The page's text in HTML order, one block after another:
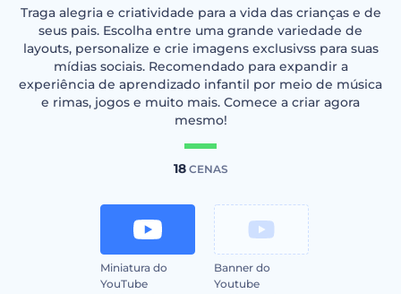
Traga alegria e criatividade para a vida das crianças e de
seus pais. Escolha entre uma grande variedade de
layouts, personalize e crie imagens exclusivss para suas
mídias sociais. Recomendado para expandir a
experiência de aprendizado infantil por meio de música
e rimas, jogos e muito mais. Comece a criar agora
mesmo!
18CENAS
Miniatura do
YouTube
Banner do
Youtube